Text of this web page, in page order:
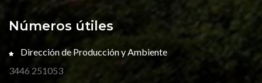
Números útiles
Dirección de Producción y Ambiente
3446 251053